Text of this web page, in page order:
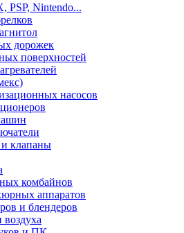
PSP, Nintendo...
дорожек
поверхностей
насосов
клапаны
комбайнов
аппаратов
и блендеров
воздуха